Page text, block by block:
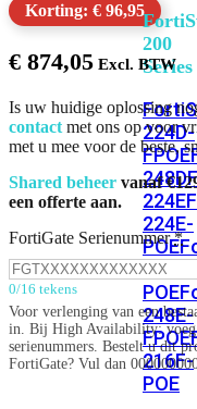
200
Series
224D-
FPOE
248D
224E
224E-
POE
248E-
POE
248E-
FPOE
216F-
POE
Korting: € 96,95
€ 874,05
Is uw huidige oplossing
contact met ons op voor
met u mee voor de beste,
Shared beheer vanaf
een offerte aan.
FortiGate Serienummer *
0/16 tekens
Voor verlenging van een
in. Bij High Availability: voeg
serienummers. Bestelt u dit
FortiGate? Vul dan